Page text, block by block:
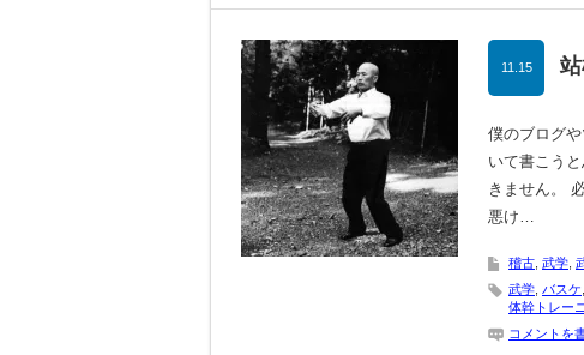
11.15
僕のブログ
いて書こう
きません。
悪け…
稽古 武学
武学 バスケ
体幹トレー
コメントを